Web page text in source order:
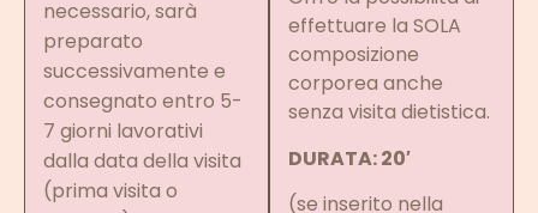
necessario, sarà
preparato
successivamente e
consegnato entro 5-
7 giorni lavorativi
dalla data della visita
(prima visita o
effettuare la SOLA
composizione
corporea anche
senza visita dietistica.
DURATA: 20′
(se inserito nella